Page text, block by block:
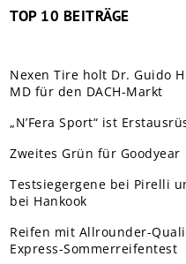
TOP 10 BEITRÄGE
Nexen Tire holt Dr. Guido
MD für den DACH-Markt
„N’Fera Sport“ ist
Zweites Grün für Goodyear
Testsiegergene bei Pirelli
bei Hankook
Reifen mit Allrounder-
Express-Sommerreifentest